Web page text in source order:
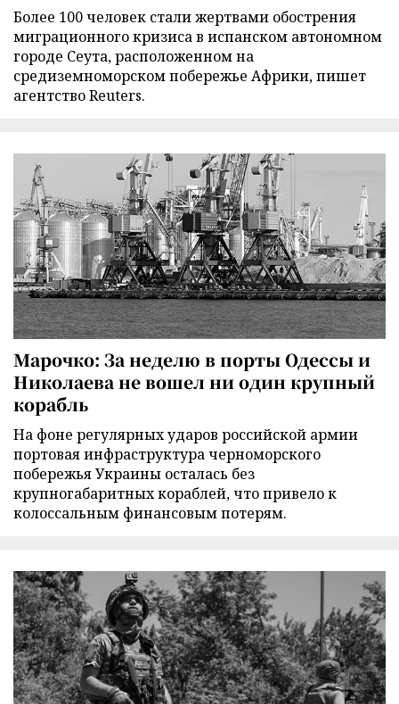
Более 100 человек стали жертвами обострения
миграционного кризиса в испанском автономном
городе Сеута, расположенном на
средиземноморском побережье Африки, пишет
агентство Reuters.
Марочко: За неделю в порты Одессы и
Николаева не вошел ни один крупный
корабль
На фоне регулярных ударов российской армии
портовая инфраструктура черноморского
побережья Украины осталась без
крупногабаритных кораблей, что привело к
колоссальным финансовым потерям.